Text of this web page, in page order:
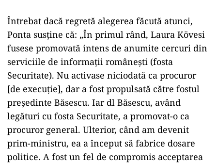
Întrebat dacă regretă alegerea făcută atunci,
Ponta susține că: „În primul rând, Laura Kövesi
fusese promovată intens de anumite cercuri din
serviciile de informații românești (fosta
Securitate). Nu activase niciodată ca procuror
[de execuție], dar a fost propulsată către fostul
președinte Băsescu. Iar dl Băsescu, având
legături cu fosta Securitate, a promovat-o ca
procuror general. Ulterior, când am devenit
prim-ministru, ea a început să fabrice dosare
politice. A fost un fel de compromis acceptarea